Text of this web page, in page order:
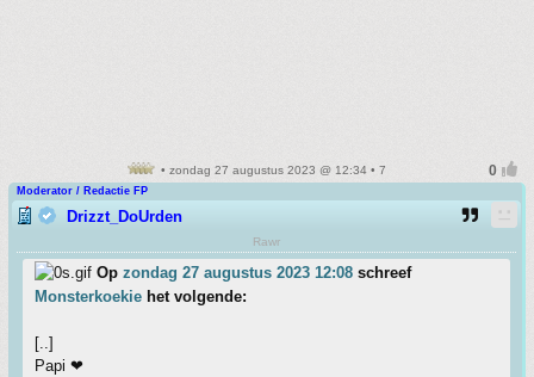
• zondag 27 augustus 2023 @ 12:34 • 7
Moderator / Redactie FP
Drizzt_DoUrden
Rawr
Op zondag 27 augustus 2023 12:08 schreef
Monsterkoekie het volgende:
[..]
Papi ❤